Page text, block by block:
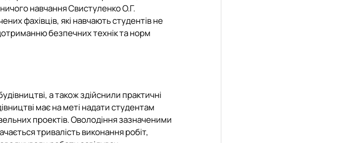
навчанняСвистуленко О.Г.
фахівців, які навчають студентів не
безпечних технік та норм
а також здійснили практичні
має на меті надати студентам
проектів. Оволодіння зазначеними
тривалість виконання робіт,